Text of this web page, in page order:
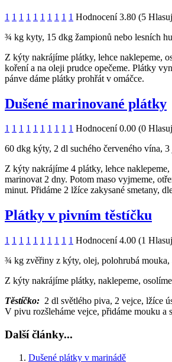
1 1 1 1 1 1 1 1 1 1 Hodnocení 3.80 (5
¾ kg kyty, 15 dkg žampionů nebo lesních
Z kýty nakrájíme plátky, lehce naklepeme,
koření a na oleji prudce opečeme. Plátky
pánve dáme plátky prohřát v omáčce.
Dušené marinované plátky
1 1 1 1 1 1 1 1 1 1 Hodnocení 0.00 (0
60 dkg kýty, 2 dl suchého červeného vína,
Z kýty nakrájíme 4 plátky, lehce
marinovat 2 dny. Potom maso vyjmeme,
minut. Přidáme 2 lžíce zakysané smetany,
Plátky v pivním těstíčku
1 1 1 1 1 1 1 1 1 1 Hodnocení 4.00 (1
¾ kg zvěřiny z kýty, olej, polohrubá mouka,
Z kýty nakrájíme plátky, naklepeme,
Těstíčko: 2 dl světlého piva, 2 vejce, lžíce
V pivu rozšleháme vejce, přidáme mouku
Další články...
Dušené plátky v marinádě